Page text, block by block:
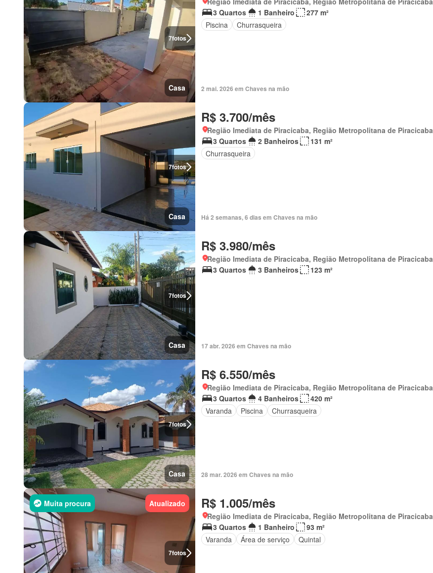
7fotos
Casa
3 Quartos
1 Banheiro
277 m²
Piscina
Churrasqueira
2 mai. 2026 em Chaves na mão
7fotos
Casa
R$ 3.700/mês
Região Imediata de Piracicaba, Região Metropolitana de Piracicaba
3 Quartos
2 Banheiros
131 m²
Churrasqueira
Há 2 semanas, 6 dias em Chaves na mão
7fotos
Casa
R$ 3.980/mês
Região Imediata de Piracicaba, Região Metropolitana de Piracicaba
3 Quartos
3 Banheiros 123 m²
17 abr. 2026 em Chaves na mão
7fotos
Casa
R$ 6.550/mês
Região Imediata de Piracicaba, Região Metropolitana de Piracicaba
3 Quartos
4 Banheiros
420 m²
Varanda
Piscina Churrasqueira
28 mar. 2026 em Chaves na mão
7fotos
Muita procura Atualizado R$ 1.005/mês
Região Imediata de Piracicaba, Região Metropolitana de Piracicaba
3 Quartos
1 Banheiro
93 m²
Varanda
Área de serviço Quintal